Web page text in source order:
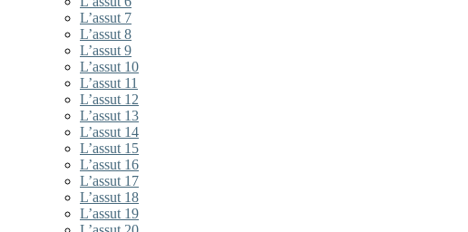
L’assut 7
L’assut 8
L’assut 9
L’assut 10
L’assut 11
L’assut 12
L’assut 13
L’assut 14
L’assut 15
L’assut 16
L’assut 17
L’assut 18
L’assut 19